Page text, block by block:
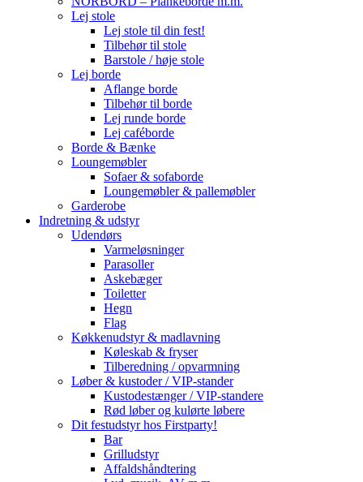
Lej stole
Lej stole til din fest!
Tilbehør til stole
Barstole / høje stole
Lej borde
Aflange borde
Tilbehør til borde
Lej runde borde
Lej caféborde
Borde & Bænke
Loungemøbler
Sofaer & sofaborde
Loungemøbler & pallemøbler
Garderobe
Indretning & udstyr
Udendørs
Varmeløsninger
Parasoller
Askebæger
Toiletter
Hegn
Flag
Køkkenudstyr & madlavning
Køleskab & fryser
Tilberedning / opvarmning
Løber & kustoder / VIP-stander
Kustodestænger / VIP-standere
Rød løber og kulørte løbere
Dit festudstyr hos Firstparty!
Bar
Grilludstyr
Affaldshåndtering